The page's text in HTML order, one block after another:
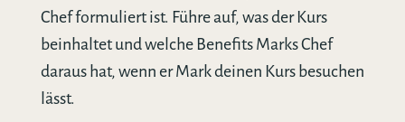
Chef formuliert ist. Führe auf, was der Kurs
beinhaltet und welche Benefits Marks Chef
daraus hat, wenn er Mark deinen Kurs besuchen
lässt.